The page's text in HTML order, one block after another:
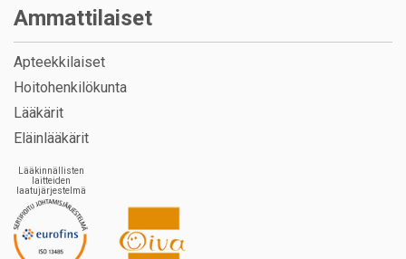
Ammattilaiset
Apteekkilaiset
Hoitohenkilökunta
Lääkärit
Eläinlääkärit
Lääkinnällisten
laitteiden
laatujärjestelmä